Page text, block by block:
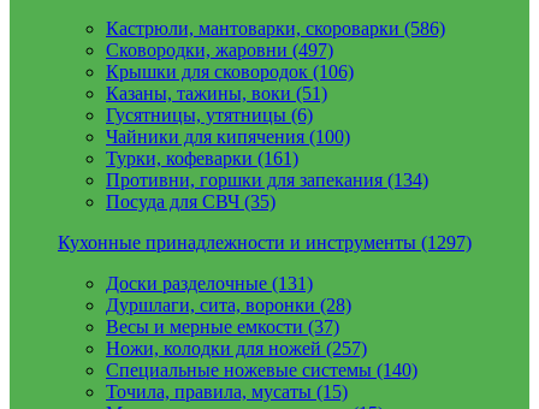
Кастрюли, мантоварки, скороварки (586)
Сковородки, жаровни (497)
Крышки для сковородок (106)
Казаны, тажины, воки (51)
Гусятницы, утятницы (6)
Чайники для кипячения (100)
Турки, кофеварки (161)
Противни, горшки для запекания (134)
Посуда для СВЧ (35)
Кухонные принадлежности и инструменты (1297)
Доски разделочные (131)
Дуршлаги, сита, воронки (28)
Весы и мерные емкости (37)
Ножи, колодки для ножей (257)
Специальные ножевые системы (140)
Точила, правила, мусаты (15)